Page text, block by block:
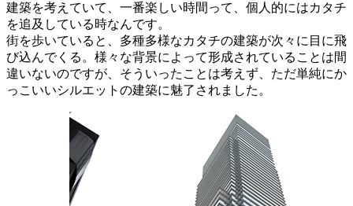
建築を考えていて、一番楽しい時間って、個人的にはカタチ
を追及している時なんです。
街を歩いていると、多種多様なカタチの建築が次々に目に飛
び込んでくる。様々な背景によって形成されていることは間
違いないのですが、そういったことは考えず、ただ単純にか
っこいいシルエットの建築に魅了されました。